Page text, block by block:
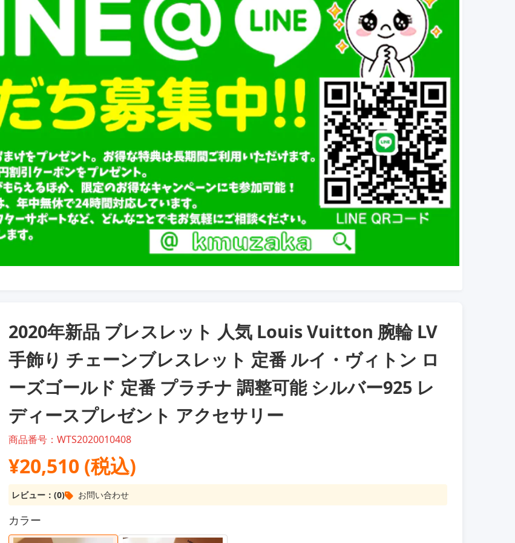
2020年新品 ブレスレット 人気 Louis Vuitton 腕輪 LV
手飾り チェーンブレスレット 定番 ルイ・ヴィトン ロ
ーズゴールド 定番 プラチナ 調整可能 シルバー925 レ
ディースプレゼント アクセサリー
商品番号：WTS2020010408
¥20,510 (税込)
レビュー：(0) お問い合わせ
カラー